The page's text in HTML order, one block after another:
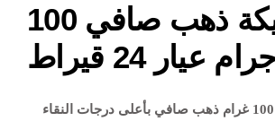
سبيكة ذهب صافي 100
عيار 24 قيراط
سبيكة ذهبية بوزن 100 غرام ذهب صافي بأعلى درجات النقاء